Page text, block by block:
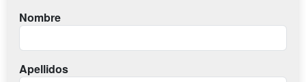
Nombre
Apellidos